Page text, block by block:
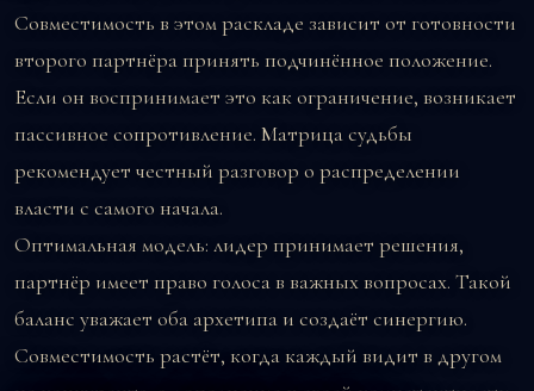
Совместимость в этом раскладе зависит от готовности
второго партнёра принять подчинённое положение.
Если он воспринимает это как ограничение, возникает
пассивное сопротивление. Матрица судьбы
рекомендует честный разговор о распределении
власти с самого начала.
Оптимальная модель: лидер принимает решения,
партнёр имеет право голоса в важных вопросах. Такой
баланс уважает оба архетипа и создаёт синергию.
Совместимость растёт, когда каждый видит в другом